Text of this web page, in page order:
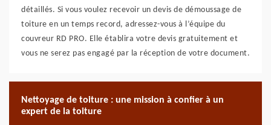
détaillés. Si vous voulez recevoir un devis de démoussage de
toiture en un temps record, adressez-vous à l’équipe du
couvreur RD PRO. Elle établira votre devis gratuitement et
vous ne serez pas engagé par la réception de votre document.
Nettoyage de toiture : une mission à confier à un
expert de la toiture